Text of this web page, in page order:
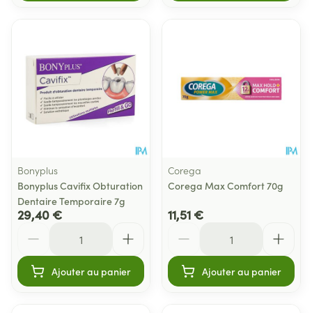
Bonyplus
Bonyplus Cavifix Obturation
Dentaire Temporaire 7g
29,40 €
Ajouter au panier
Corega
Corega Max Comfort 70g
11,51 €
Ajouter au panier